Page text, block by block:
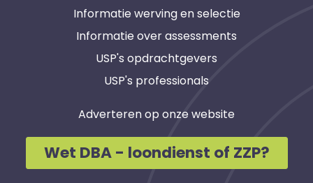
Informatie werving en selectie
Informatie over assessments
USP's opdrachtgevers
USP's professionals
Adverteren op onze website
Wet DBA - loondienst of ZZP?